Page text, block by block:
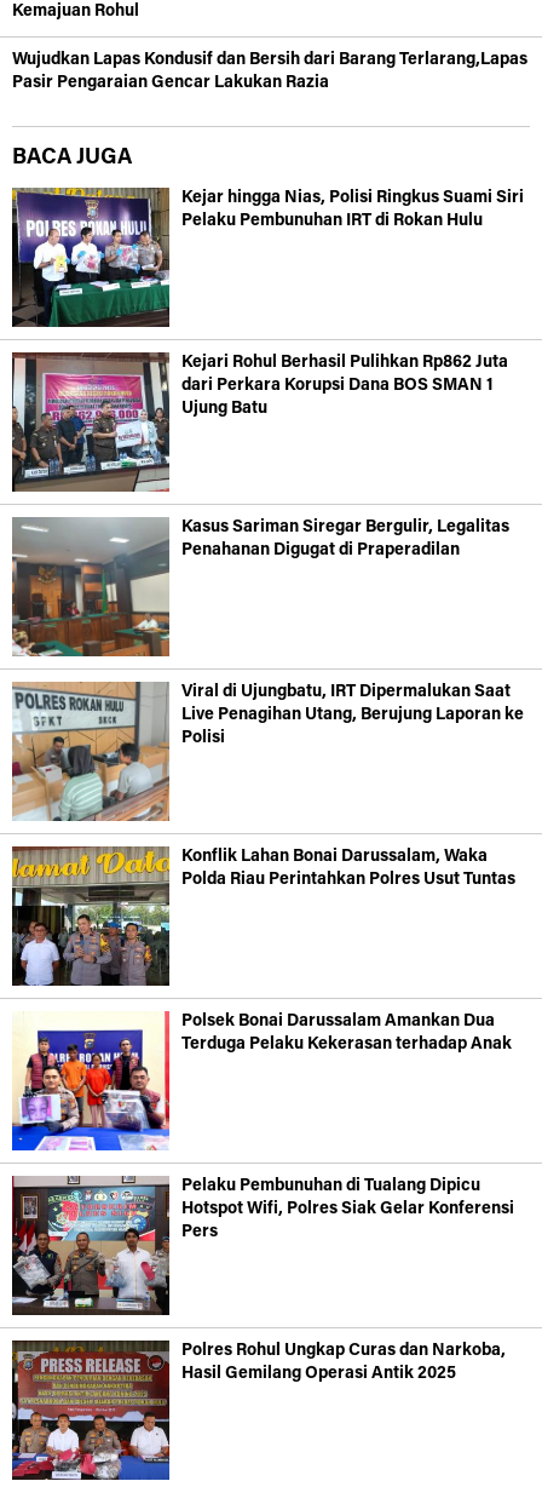
Kemajuan Rohul
Wujudkan Lapas Kondusif dan Bersih dari Barang Terlarang,Lapas
Pasir Pengaraian Gencar Lakukan Razia
BACA JUGA
Kejar hingga Nias, Polisi Ringkus Suami Siri
Pelaku Pembunuhan IRT di Rokan Hulu
Kejari Rohul Berhasil Pulihkan Rp862 Juta
dari Perkara Korupsi Dana BOS SMAN 1
Ujung Batu
Kasus Sariman Siregar Bergulir, Legalitas
Penahanan Digugat di Praperadilan
Viral di Ujungbatu, IRT Dipermalukan Saat
Live Penagihan Utang, Berujung Laporan ke
Polisi
Konflik Lahan Bonai Darussalam, Waka
Polda Riau Perintahkan Polres Usut Tuntas
Polsek Bonai Darussalam Amankan Dua
Terduga Pelaku Kekerasan terhadap Anak
Pelaku Pembunuhan di Tualang Dipicu
Hotspot Wifi, Polres Siak Gelar Konferensi
Pers
Polres Rohul Ungkap Curas dan Narkoba,
Hasil Gemilang Operasi Antik 2025